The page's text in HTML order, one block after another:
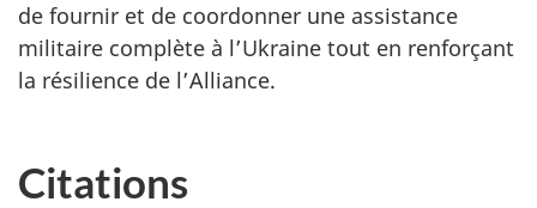
de fournir et de coordonner une assistance
militaire complète à l’Ukraine tout en renforçant
la résilience de l’Alliance.
Citations